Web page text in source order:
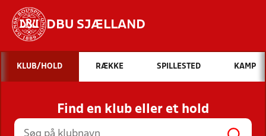
DBU SJÆLLAND
Hvad vil du søge efter?
INDHOLD OG NYHEDER
STILLINGER, RESULTATER, KLUBBER OG
HOLD
KLUB/HOLD RÆKKE SPILLESTED KAMP
Find en klub eller et hold